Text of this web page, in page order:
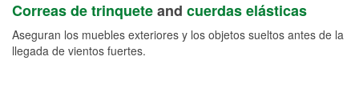
Correas de trinqueteand cuerdas elásticas
Aseguran los muebles exteriores y los objetos sueltos antes de la
llegada de vientos fuertes.